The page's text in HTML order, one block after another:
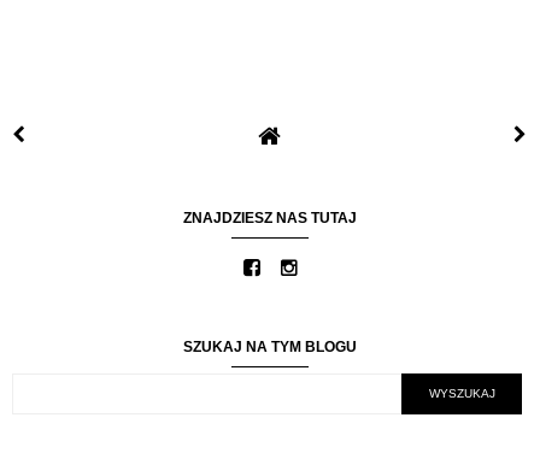
ZNAJDZIESZ NAS TUTAJ
SZUKAJ NA TYM BLOGU